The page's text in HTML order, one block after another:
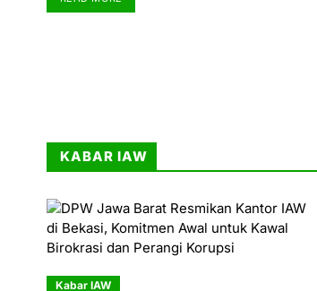
KABAR IAW
Kabar IAW